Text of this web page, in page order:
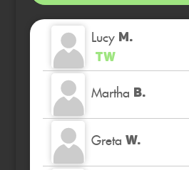
Lucy M.
TW
Martha B.
Greta W.